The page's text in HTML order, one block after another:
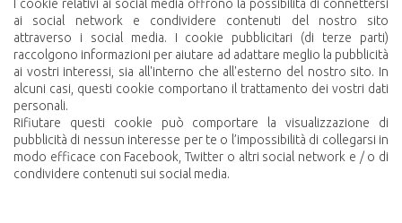
I cookie relativi ai social media offrono la possibilità di connettersi
ai social network e condividere contenuti del nostro sito
attraverso i social media. I cookie pubblicitari (di terze parti)
raccolgono informazioni per aiutare ad adattare meglio la pubblicità
ai vostri interessi, sia all'interno che all'esterno del nostro sito. In
alcuni casi, questi cookie comportano il trattamento dei vostri dati
personali.
Rifiutare questi cookie può comportare la visualizzazione di
pubblicità di nessun interesse per te o l’impossibilità di collegarsi in
modo efficace con Facebook, Twitter o altri social network e / o di
condividere contenuti sui social media.